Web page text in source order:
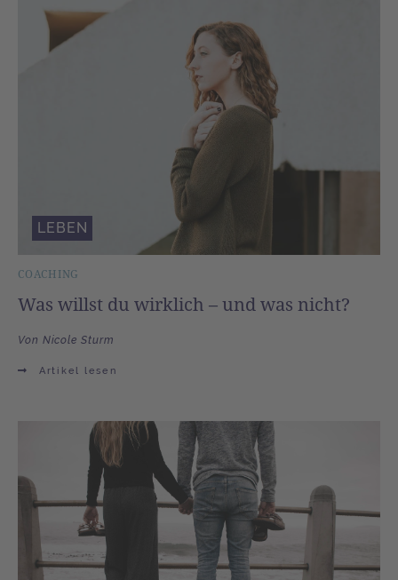
COACHING
Was willst du wirklich – und was nicht?
Von Nicole Sturm
Artikel lesen
LEBEN